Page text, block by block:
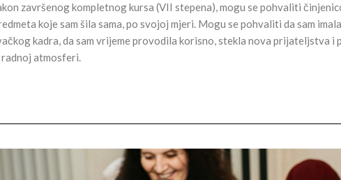
završenog kompletnog kursa (VII stepena), mogu se pohvaliti
koje sam šila sama, po svojoj mjeri. Mogu se pohvaliti da sam
kadra, da sam vrijeme provodila korisno, stekla nova prijateljstva i
atmosferi.